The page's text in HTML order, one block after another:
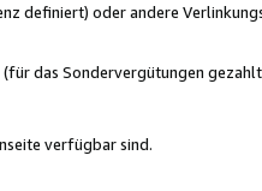
definiert) oder andere
das Sondervergütungen
verfügbar sind.